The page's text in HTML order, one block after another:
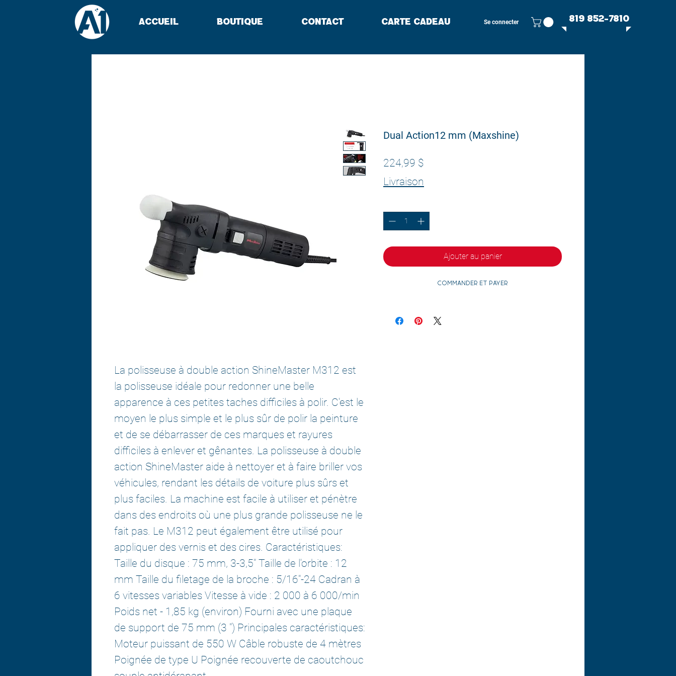
Accueil Boutique Contact Carte cadeau Se connecter 819 852-7810
La polisseuse à double action ShineMaster M312 est
la polisseuse idéale pour redonner une belle
apparence à ces petites taches difficiles à polir. C'est le
moyen le plus simple et le plus sûr de polir la peinture
et de se débarrasser de ces marques et rayures
difficiles à enlever et gênantes. La polisseuse à double
action ShineMaster aide à nettoyer et à faire briller vos
véhicules, rendant les détails de voiture plus sûrs et
plus faciles. La machine est facile à utiliser et pénètre
dans des endroits où une plus grande polisseuse ne le
fait pas. Le M312 peut également être utilisé pour
appliquer des vernis et des cires. Caractéristiques:
Taille du disque : 75 mm, 3-3,5" Taille de l'orbite : 12
mm Taille du filetage de la broche : 5/16"-24 Cadran à
6 vitesses variables Vitesse à vide : 2 000 à 6 000/min
Poids net - 1,85 kg (environ) Fourni avec une plaque
de support de 75 mm (3 ") Principales caractéristiques:
Moteur puissant de 550 W Câble robuste de 4 mètres
Poignée de type U Poignée recouverte de caoutchouc
Dual Action12 mm (Maxshine)
224,99 $
Livraison
Ajouter au panier
Commander et payer